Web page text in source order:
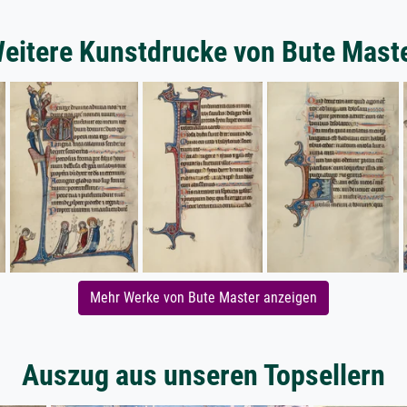
Kunstdrucke von Bute
Mehr Werke von Bute Master anzeigen
Auszug aus unseren Topsellern